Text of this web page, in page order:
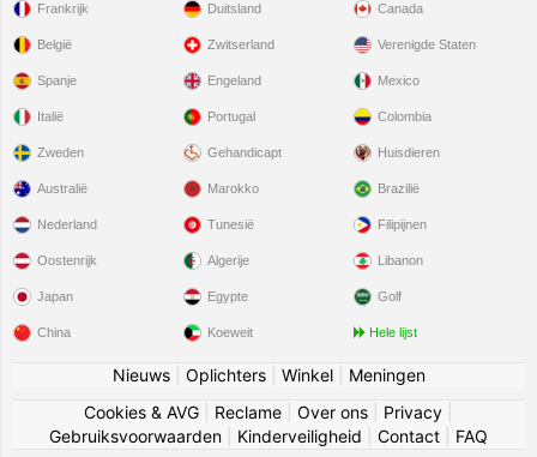
Frankrijk
België
Spanje
Italië
Zweden
Duitsland
Zwitserland
Engeland
Portugal
Gehandicapt
Canada
Verenigde Staten
Mexico
Colombia
Huisdieren
Australië
Nederland
Oostenrijk
Japan
China
Marokko
Tunesië
Algerije
Egypte
Koeweit
Brazilië
Filipijnen
Libanon
Golf
Hele lijst
Nieuws| Oplichters| Winkel| Meningen
Cookies & AVG
Reclame Over ons Privacy
Gebruiksvoorwaarden
Kinderveiligheid Contact FAQ